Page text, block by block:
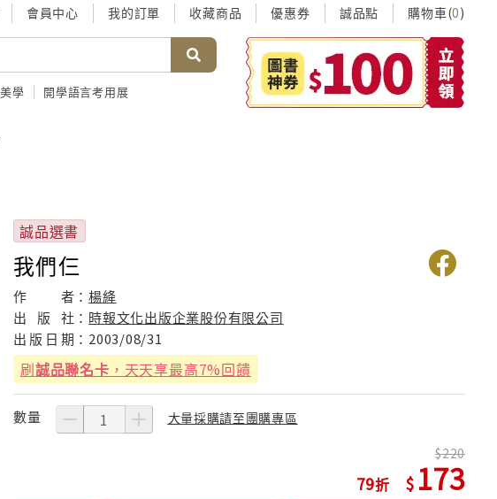
會員中心 我的訂單 收藏商品 優惠券 誠品點 購物車(0)
學 開學語言考用展
誠品選書
我們仨
作 者：楊絳
出
版 社： 時報文化出版企業股份有限公司
出 版 日 期： 2003/08/31
刷誠品聯名卡 ，天天享最高7%回饋
數量 大量採購請至團購專區
79
220
173